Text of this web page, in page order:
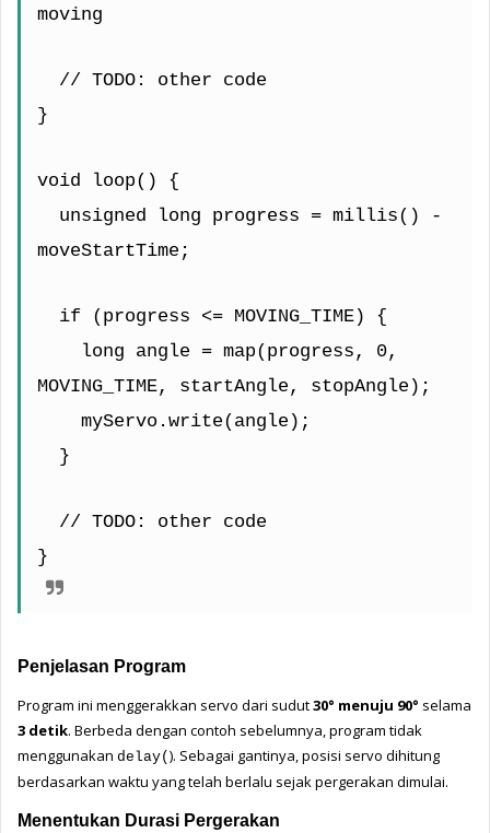
moving
// TODO: other code
}
void loop() {
unsigned long progress = millis() -
moveStartTime;
if (progress <= MOVING_TIME) {
long angle = map(progress, 0,
MOVING_TIME, startAngle, stopAngle);
myServo.write(angle);
}
// TODO: other code
}
Penjelasan Program
Program ini menggerakkan servo dari sudut 30° menuju 90°
3 detik. Berbeda dengan contoh sebelumnya, program tidak
menggunakan delay( ). Sebagai gantinya, posisi servo dihitung
berdasarkan waktu yang telah berlalu sejak pergerakan dimulai.
Menentukan Durasi Pergerakan